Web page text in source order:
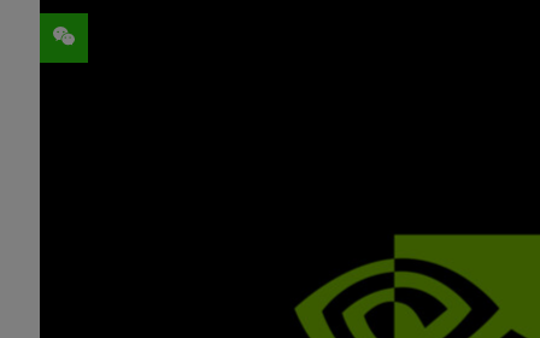
NVIDIA 创始人兼首席执行官黄仁勋表示
量。Hugging Face 与 NVIDIA 正在将全球
相连接。通过双方的合作，Hugging Face